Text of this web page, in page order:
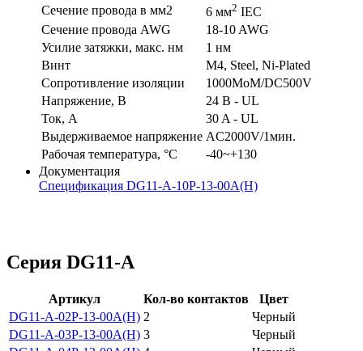
Сечение провода в мм2
6 мм2 IEC
Сечение провода AWG
18-10 AWG
Усилие затяжки, макс. нм
1 нм
Винт
M4, Steel, Ni-Plated
Сопротивление изоляции
1000MoM/DC500V
Напряжение, В
24 В - UL
Ток, А
30 A - UL
Выдерживаемое напряжение AC2000V/1мин.
Рабочая температура, °C
-40~+130
Документация
Спецификация DG11-A-10P-13-00A(H)
Серия DG11-A
Артикул Кол-во контактов
Цвет
DG11-A-02P-13-00A(H) 2
Черный
DG11-A-03P-13-00A(H) 3
Черный